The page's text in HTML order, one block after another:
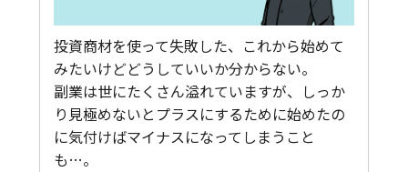
投資商材を使って失敗した、これから始めて
みたいけどどうしていいか分からない。
副業は世にたくさん溢れていますが、しっか
り見極めないとプラスにするために始めたの
に気付けばマイナスになってしまうこと
も…。